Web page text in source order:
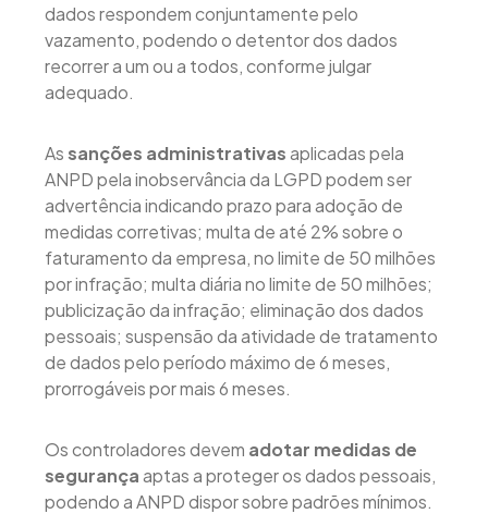
dados respondem conjuntamente pelo
vazamento, podendo o detentor dos dados
recorrer a um ou a todos, conforme julgar
adequado.
Assanções administrativasaplicadas pela
ANPD pela inobservância da LGPD podem ser
advertência indicando prazo para adoção de
medidas corretivas; multa de até 2% sobre o
faturamento da empresa, no limite de 50 milhões
por infração; multa diária no limite de 50 milhões;
publicização da infração; eliminação dos dados
pessoais; suspensão da atividade de tratamento
de dados pelo período máximo de 6 meses,
prorrogáveis por mais 6 meses.
Os controladores devem adotar medidas de
segurançaaptas a proteger os dados pessoais,
podendo a ANPD dispor sobre padrões mínimos.